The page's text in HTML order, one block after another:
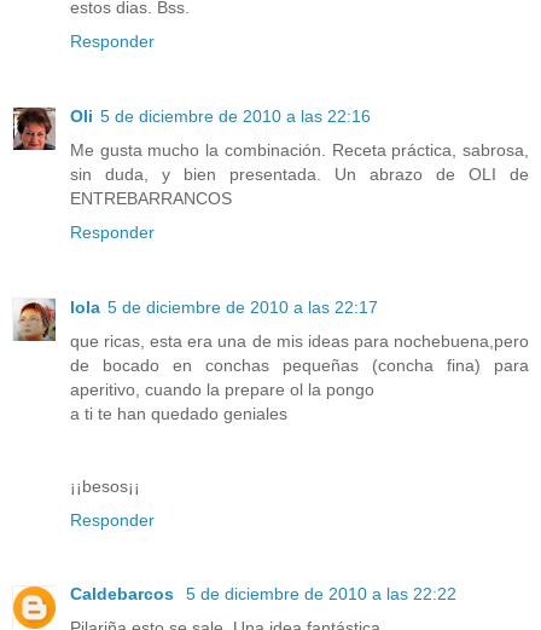
estos dias. Bss.
Responder
Oli 5 de diciembre de 2010 a las 22:16
Me gusta mucho la combinación. Receta práctica, sabrosa,
sin duda, y bien presentada. Un abrazo de OLI de
ENTREBARRANCOS
Responder
lola 5 de diciembre de 2010 a las 22:17
que ricas, esta era una de mis ideas para nochebuena,pero
de bocado en conchas pequeñas (concha fina) para
aperitivo, cuando la prepare ol la pongo
a ti te han quedado geniales
¡¡besos¡¡
Responder
Caldebarcos
5 de diciembre de 2010 a las 22:22